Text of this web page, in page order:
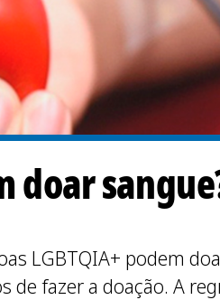
doar
LGBTQIA+ podem
fazer a doação. A